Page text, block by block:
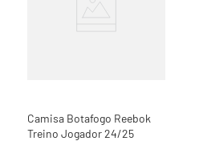
Camisa Botafogo Reebok
Treino Jogador 24/25